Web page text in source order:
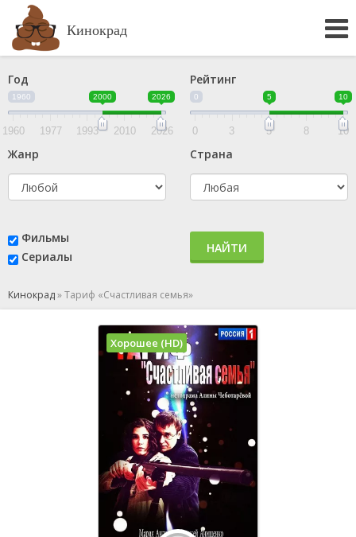
Кинокрад
Год
1960 2000 2026
1960 1977 1993 2010 2026
Рейтинг
0 5 10
0 3 5 8 10
Жанр Страна
Фильмы
Сериалы
НАЙТИ
Кинокрад»Тариф «Счастливая семья»
Хорошее (HD)